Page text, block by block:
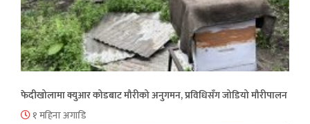
फेदीखोलामा क्युआर कोडबाट मौरीको अनुगमन, प्रविधिसँग जोडियो मौरीपालन
१ महिना अगाडि